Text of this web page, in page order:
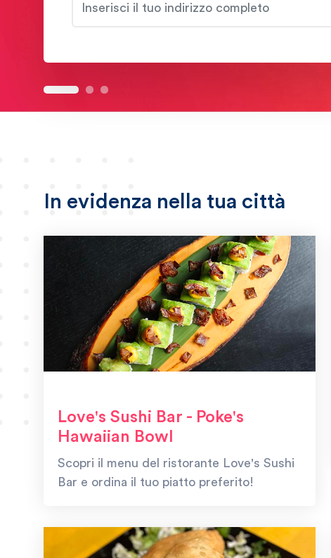
In evidenza nella tua città
Love's Sushi Bar - Poke's
Hawaiian Bowl
Scopri il menu del ristorante Love's Sushi
Bar e ordina il tuo piatto preferito!